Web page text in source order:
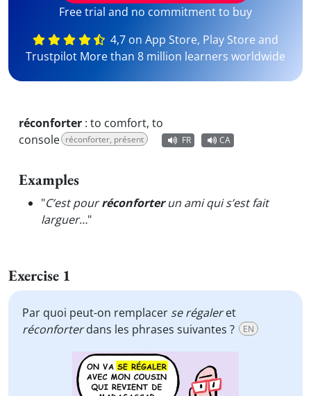
Free trial and no commitment to buy
4,7 on App Store, Play Store and
Trustpilot More than 8 million learners worldwide
réconforter : to comfort, to
console réconforter, présent FR CA
Examples
"C’est pourréconforterun ami qui s’est fait
larguer…"
Exercise 1
Par quoi peut-on remplacer serégaleret
réconforterdans les phrases suivantes ? EN